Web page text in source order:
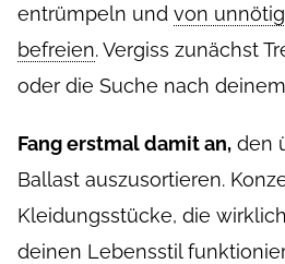
entrümpeln und von
befreien. Vergiss zunächst
oder die Suche nach
Fang erstmal damit an,den
Ballast auszusortieren.
Kleidungsstücke, die
deinen Lebensstil